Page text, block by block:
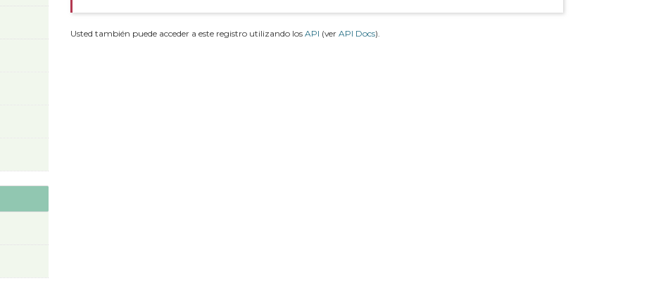
Usted también puede acceder a este registro utilizando los API (ver API Docs).